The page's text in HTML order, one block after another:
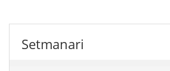
Setmanari